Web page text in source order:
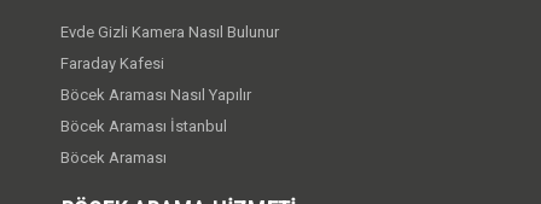
Evde Gizli Kamera Nasıl Bulunur
Faraday Kafesi
Böcek Araması Nasıl Yapılır
Böcek Araması İstanbul
Böcek Araması